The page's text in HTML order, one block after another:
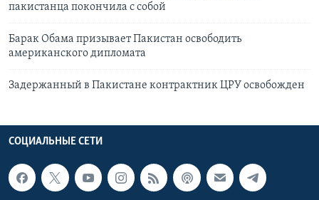
пакистанца покончила с собой
Барак Обама призывает Пакистан освободить
американского дипломата
Задержанный в Пакистане контрактник ЦРУ освобожден
СОЦИАЛЬНЫЕ СЕТИ